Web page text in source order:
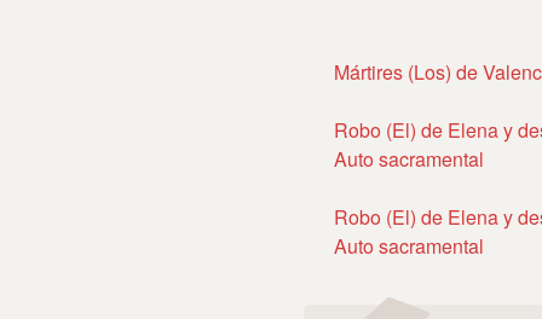
Mártires (Los) de
Robo (El) de Elena y
Auto sacramental
Robo (El) de Elena y
Auto sacramental